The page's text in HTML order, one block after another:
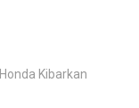
Kibarkan